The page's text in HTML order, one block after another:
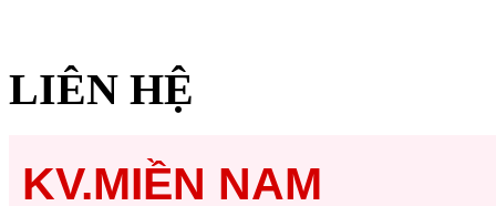
LIÊN HỆ
KV.MIỀN NAM